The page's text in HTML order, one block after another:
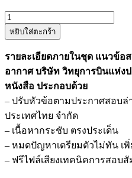
จำนวน
แนว
รหัส
59
วิศวกร
จราจร
ทาง
อากาศ
ปฏิบัติ
งาน
หยิบใส่ตะกร้า
รายละเอียดภายในชุด แนวข้อ
อากาศ บริษัท วิทยุการบินแห่งป
หนังสือ ประกอบด้วย
– ปรับหัวข้อตามประกาศสอบ
ประเทศไทย จำกัด
– เนื้อหากระชับ ตรงประเด็น
– หมดปัญหาเตรียมตัวไม่ทัน เ
– ฟรีไฟล์เสียงเทคนิคการสอบ